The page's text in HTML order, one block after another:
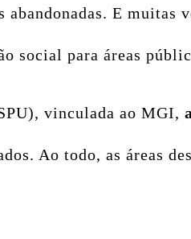
E muitas
social para áreas
vinculada ao MGI,
Ao todo, as áreas